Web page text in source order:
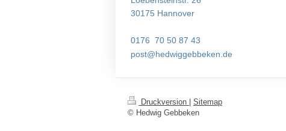
30175 Hannover
0176 70 50 87 43
post@hedwiggebbeken.de
Druckversion | Sitemap
© Hedwig Gebbeken